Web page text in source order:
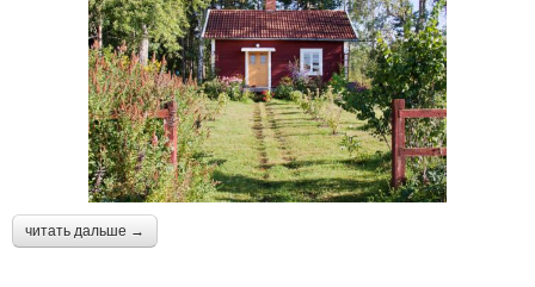
читать дальше →